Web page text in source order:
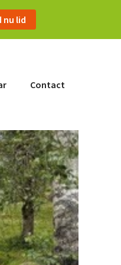
nu lid
Contact
Home
Actueel
Nieuws